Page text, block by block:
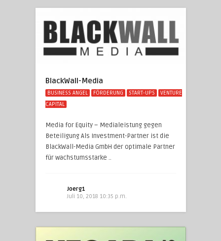
BlackWall-Media
BUSINESS ANGEL FÖRDERUNG START-UPS
VENTURE
CAPITAL
Media for Equity – Medialeistung gegen
Beteiligung Als Investment-Partner ist die
BlackWall-Media GmbH der optimale Partner
für wachstumsstarke ..
Joerg1
Juli 10, 2018 10:35 p.m.